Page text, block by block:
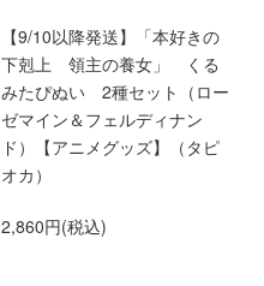
【9/10以降発送】「本好きの
下剋上 領主の養女」 くる
みたぴぬい 2種セット（ロー
ゼマイン＆フェルディナン
ド）【アニメグッズ】（タピ
オカ）
2,860円(税込)